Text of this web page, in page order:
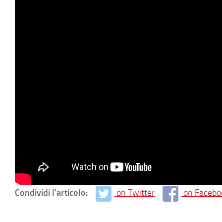
Condividi l'articolo: on Twitter on